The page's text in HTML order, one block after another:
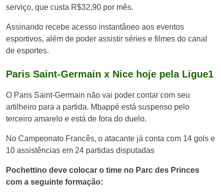
serviço, que custa R$32,90 por mês.
Assinando recebe acesso instantâneo aos eventos
esportivos, além de poder assistir séries e filmes do canal
de esportes.
Paris Saint-Germain x Nice hoje pela Ligue1
O Paris Saint-Germain não vai poder contar com seu
artilheiro para a partida. Mbappé está suspenso pelo
terceiro amarelo e está de fora do duelo.
No Campeonato Francês, o atacante já conta com 14 gols e
10 assistências em 24 partidas disputadas
Pochettino deve colocar o time no Parc des Princes
com a seguinte formação: